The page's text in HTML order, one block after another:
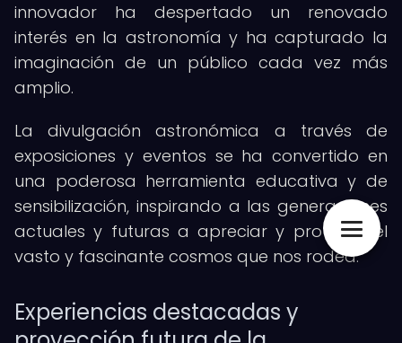
innovador ha despertado un renovado
interés en la astronomía y ha capturado la
imaginación de un público cada vez más
amplio.
La divulgación astronómica a través de
exposiciones y eventos se ha convertido en
una poderosa herramienta educativa y de
sensibilización, inspirando a las generaciones
actuales y futuras a apreciar y proteger el
vasto y fascinante cosmos que nos rodea.
Experiencias destacadas y